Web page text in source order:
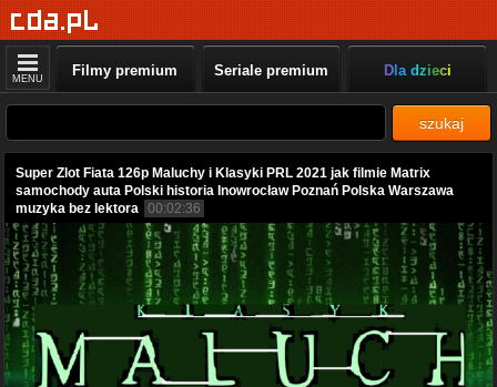
MENU Filmy premium Seriale premium Dla dzieci
szukaj
Super Zlot Fiata 126p Maluchy i Klasyki PRL 2021 jak filmie Matrix
samochody auta Polski historia Inowrocław Poznań Polska Warszawa
muzyka bez lektora 00:02:36